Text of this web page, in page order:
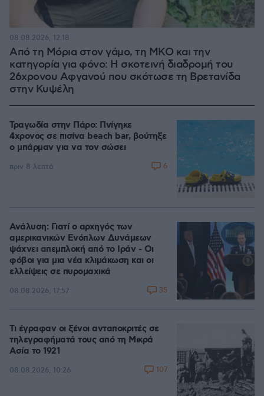
Από τη Μόρια στον γάμο, τη ΜΚΟ και την
κατηγορία για φόνο: Η σκοτεινή διαδρομή του
26χρονου Αφγανού που σκότωσε τη Βρετανίδα
στην Κυψέλη
08.08.2026, 12:18
Τραγωδία στην Πάρο: Πνίγηκε
4χρονος σε πισίνα beach bar, βούτηξε
ο μπάρμαν για να τον σώσει
πριν 8 λεπτά 6
Ανάλυση: Γιατί ο αρχηγός των
αμερικανικών Ενόπλων Δυνάμεων
ψάχνει απεμπλοκή από το Ιράν - Οι
φόβοι για μια νέα κλιμάκωση και οι
ελλείψεις σε πυρομαχικά
08.08.2026, 17:57 35
Τι έγραφαν οι ξένοι ανταποκριτές σε
τηλεγραφήματά τους από τη Μικρά
Ασία το 1921
08.08.2026, 10:26 107